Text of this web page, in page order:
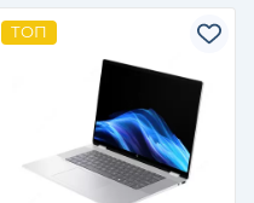
ТОП